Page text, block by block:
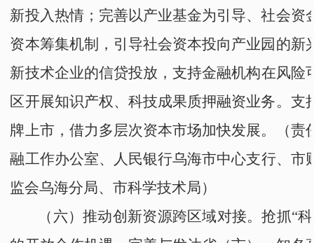
新投入热情；完善以产业基金为引导、社会资
资本筹集机制，引导社会资本投向产业园的新
新技术企业的信贷投放，支持金融机构在风险
区开展知识产权、科技成果质押融资业务。支
牌上市，借力多层次资本市场加快发展。
（
融工作办公室、人民银行乌海市中心支行、 市
监会乌海分局、市科学技术局）
（六）推动创新资源跨区域对接。抢抓“